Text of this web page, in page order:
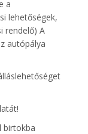
a
lehetőségek,
rendelő) A
autópálya
birtokba